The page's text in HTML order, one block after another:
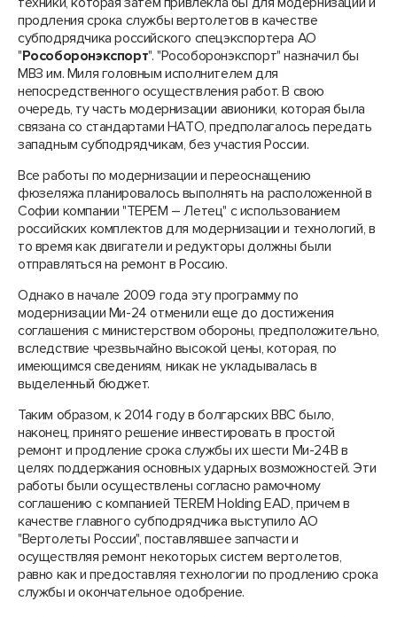
продления срока службы вертолетов в качестве
субподрядчика российского спецэкспортера АО
"Рособоронэкспорт". "Рособоронэкспорт" назначил бы
МВЗ им. Миля головным исполнителем для
непосредственного осуществления работ. В свою
очередь, ту часть модернизации авионики, которая была
связана со стандартами НАТО, предполагалось передать
западным субподрядчикам, без участия России.
Все работы по модернизации и переоснащению
фюзеляжа планировалось выполнять на расположенной в
Софии компании "ТЕРЕМ – Летец" с использованием
российских комплектов для модернизации и технологий, в
то время как двигатели и редукторы должны были
отправляться на ремонт в Россию.
Однако в начале 2009 года эту программу по
модернизации Ми-24 отменили еще до достижения
соглашения с министерством обороны, предположительно,
вследствие чрезвычайно высокой цены, которая, по
имеющимся сведениям, никак не укладывалась в
выделенный бюджет.
Таким образом, к 2014 году в болгарских ВВС было,
наконец, принято решение инвестировать в простой
ремонт и продление срока службы их шести Ми-24В в
целях поддержания основных ударных возможностей. Эти
работы были осуществлены согласно рамочному
соглашению с компанией TEREM Holding EAD, причем в
качестве главного субподрядчика выступило АО
"Вертолеты России", поставлявшее запчасти и
осуществляя ремонт некоторых систем вертолетов,
равно как и предоставляя технологии по продлению срока
службы и окончательное одобрение.